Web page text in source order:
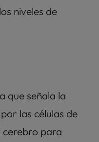
niveles de
que señala la
las células de
cerebro para